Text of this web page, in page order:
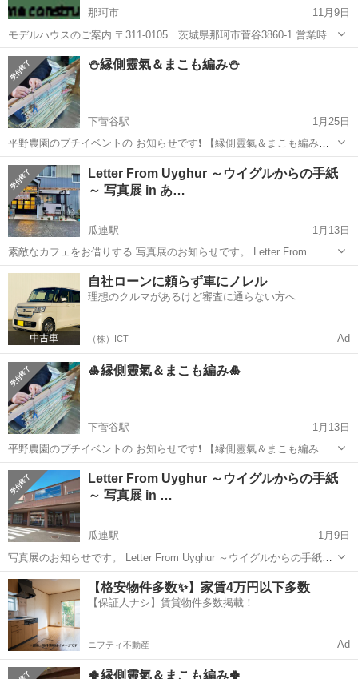
那珂市
11月9日
モデルハウスのご案内 〒311-0105 茨城県那珂市菅谷3860-1 営業時
間：10：00～17：00 平日見学OK！ 定休日：毎週水曜日 詳細と参加
のお申し込みはこちらから https://...
茨城 那珂市 その他
⛄️縁側靈氣＆まこも編み⛄️
下菅谷駅
1月25日
平野農園のプチイベントの お知らせです❗️ 【縁側靈氣＆まこも編み】
縁側でほっこり直伝靈氣✨ 「まこも編み」の道具を使って マコモの座
布団を編みませんか？🤗 🍵ティータイム☕️もございます🥰 ❄️1/29(土)
❄️...
茨城 那珂市 農園
Letter From Uyghur ～ウイグルからの手紙
～ 写真展 in あ…
瓜連駅
1月13日
素敵なカフェをお借りする 写真展のお知らせです。 Letter From
Uyghur ～ウイグルからの手紙～ 写真家ヤギケンジさんの 写真とポス
トカードを 展示いたします。 80-90年代 ウイグルの人々の 生活 文...
茨城 那珂市 瓜連駅 その他 写真展
自社ローンに頼らず車にノレル
理想のクルマがあるけど審査に通らない方へ
（株）ICT Ad
🎍縁側靈氣＆まこも編み🎍
下菅谷駅
1月13日
平野農園のプチイベントの お知らせです❗️ 【縁側靈氣＆まこも編み】
縁側でほっこり直伝靈氣✨ 「まこも編み」の道具を使って マコモの座
布団を編みませんか？🤗 🍵ティータイム☕️もございます🥰 ☘️1/22(日)
☘️...
茨城 那珂市 農園
Letter From Uyghur ～ウイグルからの手紙
～ 写真展 in …
瓜連駅
1月9日
写真展のお知らせです。 Letter From Uyghur ～ウイグルからの手紙～
写真家ヤギケンジさんの 写真とポストカードを 展示いたします。 80-
90年代 ウイグルの人々の 生活 文化 歴史がありました。 ...
茨城 那珂市 瓜連駅 その他 人権
【格安物件多数✨】家賃4万円以下多数
【保証人ナシ】賃貸物件多数掲載！
ニフティ不動産 Ad
🍀縁側靈氣＆まこも編み🍀